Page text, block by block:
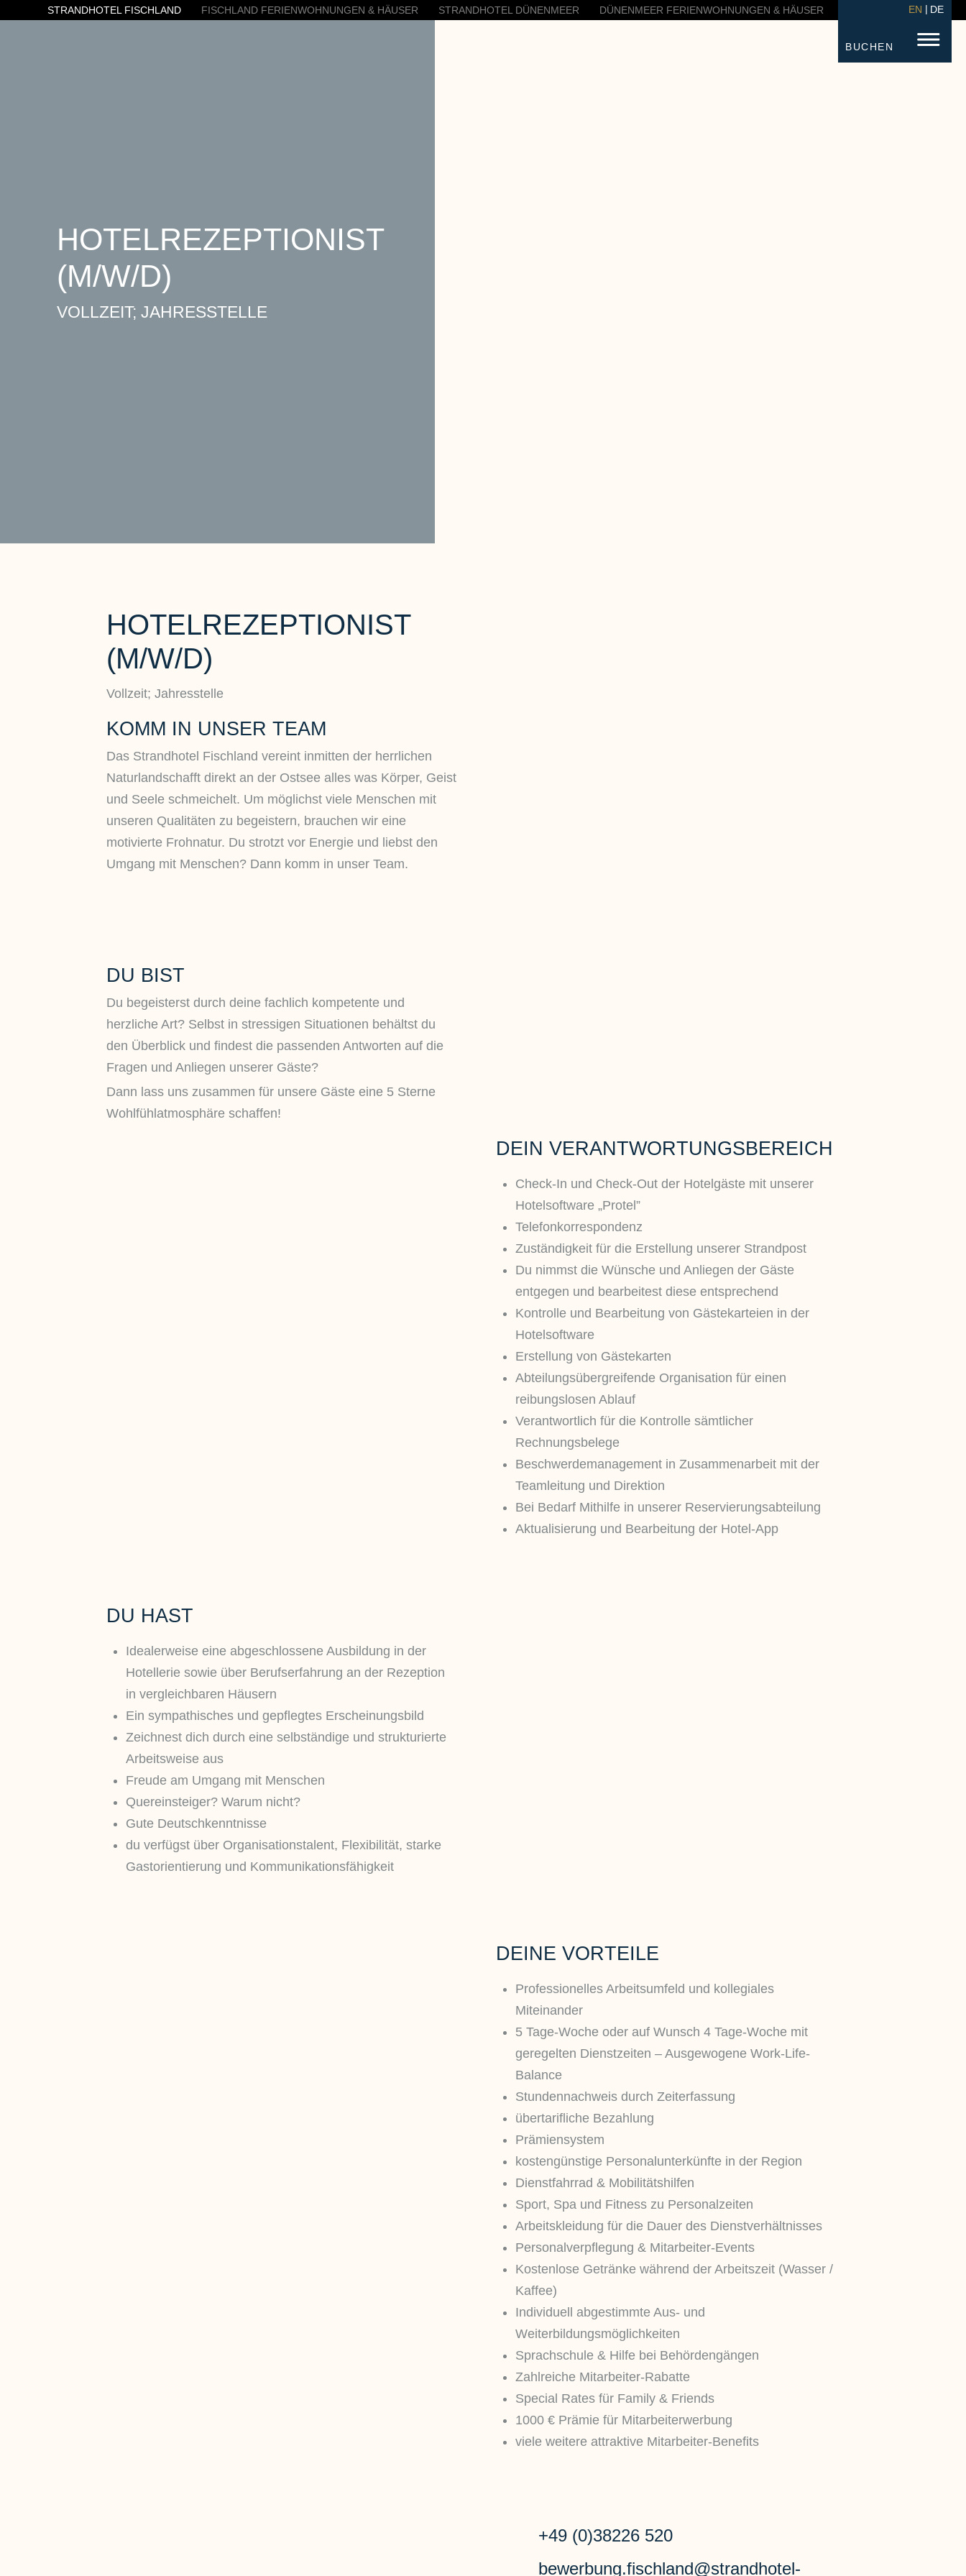
STRANDHOTEL FISCHLAND FISCHLAND FERIENWOHNUNGEN & HÄUSER STRANDHOTEL DÜNENMEER DÜNENMEER FERIENWOHNUNGEN & HÄUSER
BUCHEN
EN DE
HOTELREZEPTIONIST
(M/W/D)
VOLLZEIT; JAHRESSTELLE
HOTELREZEPTIONIST
(M/W/D)
Vollzeit; Jahresstelle
KOMM IN UNSER TEAM
Das Strandhotel Fischland vereint inmitten der herrlichen
Naturlandschafft direkt an der Ostsee alles was Körper, Geist
und Seele schmeichelt. Um möglichst viele Menschen mit
unseren Qualitäten zu begeistern, brauchen wir eine
motivierte Frohnatur. Du strotzt vor Energie und liebst den
Umgang mit Menschen? Dann komm in unser Team.
DU BIST
Du begeisterst durch deine fachlich kompetente und
herzliche Art? Selbst in stressigen Situationen behältst du
den Überblick und findest die passenden Antworten auf die
Fragen und Anliegen unserer Gäste?
Dann lass uns zusammen für unsere Gäste eine 5 Sterne
Wohlfühlatmosphäre schaffen!
DEIN VERANTWORTUNGSBEREICH
Check-In und Check-Out der Hotelgäste mit unserer
Hotelsoftware „Protel”
Telefonkorrespondenz
Zuständigkeit für die Erstellung unserer Strandpost
Du nimmst die Wünsche und Anliegen der Gäste
entgegen und bearbeitest diese entsprechend
Kontrolle und Bearbeitung von Gästekarteien in der
Hotelsoftware
Erstellung von Gästekarten
Abteilungsübergreifende Organisation für einen
reibungslosen Ablauf
Verantwortlich für die Kontrolle sämtlicher
Rechnungsbelege
Beschwerdemanagement in Zusammenarbeit mit der
Teamleitung und Direktion
Bei Bedarf Mithilfe in unserer Reservierungsabteilung
Aktualisierung und Bearbeitung der Hotel-App
DU HAST
Idealerweise eine abgeschlossene Ausbildung in der
Hotellerie sowie über Berufserfahrung an der Rezeption
in vergleichbaren Häusern
Ein sympathisches und gepflegtes Erscheinungsbild
Zeichnest dich durch eine selbständige und strukturierte
Arbeitsweise aus
Freude am Umgang mit Menschen
Quereinsteiger? Warum nicht?
Gute Deutschkenntnisse
du verfügst über Organisationstalent, Flexibilität, starke
Gastorientierung und Kommunikationsfähigkeit
DEINE VORTEILE
Professionelles Arbeitsumfeld und kollegiales
Miteinander
5 Tage-Woche oder auf Wunsch 4 Tage-Woche mit
geregelten Dienstzeiten – Ausgewogene Work-Life-
Balance
Stundennachweis durch Zeiterfassung
übertarifliche Bezahlung
Prämiensystem
kostengünstige Personalunterkünfte in der Region
Dienstfahrrad & Mobilitätshilfen
Sport, Spa und Fitness zu Personalzeiten
Arbeitskleidung für die Dauer des Dienstverhältnisses
Personalverpflegung & Mitarbeiter-Events
Kostenlose Getränke während der Arbeitszeit (Wasser /
Kaffee)
Individuell abgestimmte Aus- und
Weiterbildungsmöglichkeiten
Sprachschule & Hilfe bei Behördengängen
Zahlreiche Mitarbeiter-Rabatte
Special Rates für Family & Friends
1000 € Prämie für Mitarbeiterwerbung
viele weitere attraktive Mitarbeiter-Benefits
+49 (0)38226 520
bewerbung.fischland@strandhotel-